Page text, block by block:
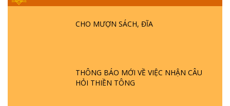
CHO MƯỢN SÁCH, ĐĨA
THÔNG BÁO MỚI VỀ VIỆC NHẬN CÂU
HỎI THIỀN TÔNG
GIẢI ĐÁP ĐẶC BIỆT P25 - SUỐT 49 NĂM
PHẬT KHÔNG NÓI? HỘI LONG HOA LÀ
HỘI GÌ? TỬ VÌ ĐẠO
ĐƯỢC HÌNH THÀNH NHƯ THẾ NÀO?
PHẬT GIỚI CÓ THỜI GIAN KHÔNG? |
TTTD